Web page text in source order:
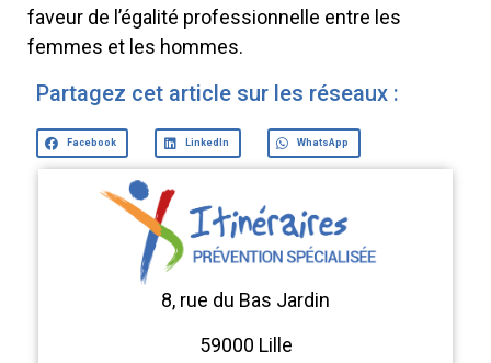
faveur de l’égalité professionnelle entre les
femmes et les hommes.
Partagez cet article sur les réseaux :
Facebook LinkedIn WhatsApp
8, rue du Bas Jardin
59000 Lille